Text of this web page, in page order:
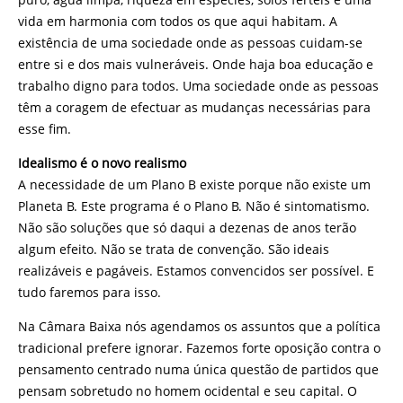
vida em harmonia com todos os que aqui habitam. A
existência de uma sociedade onde as pessoas cuidam-se
entre si e dos mais vulneráveis. Onde haja boa educação e
trabalho digno para todos. Uma sociedade onde as pessoas
têm a coragem de efectuar as mudanças necessárias para
esse fim.
Idealismo é o novo realismo
A necessidade de um Plano B existe porque não existe um
Planeta B. Este programa é o Plano B. Não é sintomatismo.
Não são soluções que só daqui a dezenas de anos terão
algum efeito. Não se trata de convenção. São ideais
realizáveis e pagáveis. Estamos convencidos ser possível. E
tudo faremos para isso.
Na Câmara Baixa nós agendamos os assuntos que a política
tradicional prefere ignorar. Fazemos forte oposição contra o
pensamento centrado numa única questão de partidos que
pensam sobretudo no homem ocidental e seu capital. O